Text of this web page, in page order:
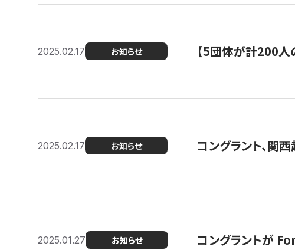
2025.02.17 お知らせ 【5団体が計200
2025.02.17 お知らせ コングラント、関
2025.01.27 お知らせ コングラントが